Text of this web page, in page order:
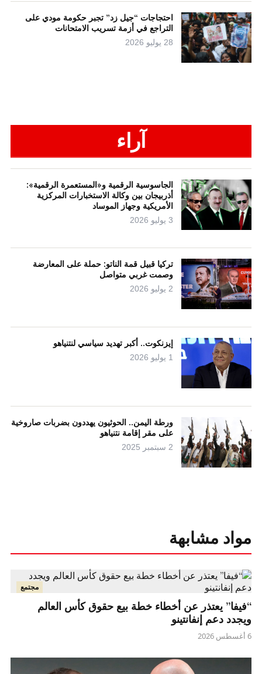
احتجاجات “جيل زد” تجبر حكومة مودي على
التراجع في أزمة تسريب الامتحانات
28 يوليو 2026
آراء
الجاسوسية الرقمية و«المستعمرة الرقمية»:
أذربيجان بين وكالة الاستخبارات المركزية
الأمريكية وجهاز الموساد
3 يوليو 2026
تركيا قبيل قمة الناتو: حملة على المعارضة
وصمت غربي متواصل
2 يوليو 2026
إيزنكوت.. أكبر تهديد سياسي لنتنياهو
1 يوليو 2026
ورطة اليمن.. الحوثيون يهددون بضربات صاروخية
على مقر إقامة نتنياهو
2 سبتمبر 2025
مواد مشابهة
مجتمع
“فيفا” يعتذر عن أخطاء خطة بيع حقوق كأس العالم
ويجدد دعم إنفانتينو
6 أغسطس 2026